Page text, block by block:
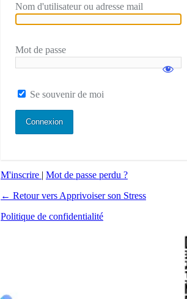
Nom d'utilisateur ou adresse mail
Mot de passe
Se souvenir de moi
M'inscrire | Mot de passe perdu ?
← Retour vers Apprivoiser son Stress
Politique de confidentialité